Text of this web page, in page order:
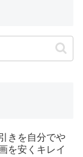
きを自分でや
を安くキレイ